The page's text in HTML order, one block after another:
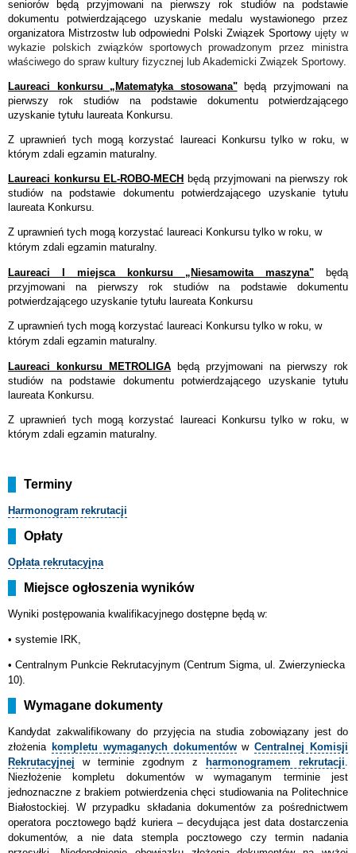
seniorów będą przyjmowani na pierwszy rok studiów na podstawie
dokumentu potwierdzającego uzyskanie medalu wystawionego przez
organizatora Mistrzostw lub odpowiedni Polski Związek Sportowyujęty w
wykazie polskich związków sportowych prowadzonym przez ministra
właściwego do spraw kultury fizycznej lub Akademicki Związek Sportowy.
Laureaci konkursu „Matematyka stosowana"będą przyjmowani na
pierwszy rok studiów na podstawie dokumentu potwierdzającego
uzyskanie tytułu laureata Konkursu.
Z uprawnień tych mogą korzystać laureaci Konkursu tylko w roku, w
którym zdali egzamin maturalny.
Laureaci konkursu EL-ROBO-MECH będą przyjmowani na pierwszy rok
studiów na podstawie dokumentu potwierdzającego uzyskanie tytułu
laureata Konkursu.
Z uprawnień tych mogą korzystać laureaci Konkursu tylko w roku, w
którym zdali egzamin maturalny.
Laureaci I miejsca konkursu „Niesamowita maszyna" będą
przyjmowani na pierwszy rok studiów na podstawie dokumentu
potwierdzającego uzyskanie tytułu laureata Konkursu
Z uprawnień tych mogą korzystać laureaci Konkursu tylko w roku, w
którym zdali egzamin maturalny.
Laureaci konkursu METROLIGA będą przyjmowani na pierwszy rok
studiów na podstawie dokumentu potwierdzającego uzyskanie tytułu
laureata Konkursu.
Z uprawnień tych mogą korzystać laureaci Konkursu tylko w roku, w
którym zdali egzamin maturalny.
Terminy
Harmonogram rekrutacji
Opłaty
Opłata rekrutacyjna
Miejsce ogłoszenia wyników
Wyniki postępowania kwalifikacyjnego dostępne będą w:
• systemie IRK,
• Centralnym Punkcie Rekrutacyjnym (Centrum Sigma, ul. Zwierzyniecka
10).
Wymagane dokumenty
Kandydatzakwalifikowany do przyjęcia na studia zobowiązany jest do
złożenia kompletu wymaganych dokumentówwCentralnej Komisji
Rekrutacyjnej w terminie zgodnym z harmonogramem rekrutacji
Niezłożenie kompletu dokumentów w wymaganym terminie jest
jednoznaczne z brakiem potwierdzenia chęci studiowania na Politechnice
Białostockiej. W przypadku składania dokumentów za pośrednictwem
operatora pocztowego bądź kuriera – decydująca jest data dostarczenia
dokumentów, a nie data stempla pocztowego czy termin nadania